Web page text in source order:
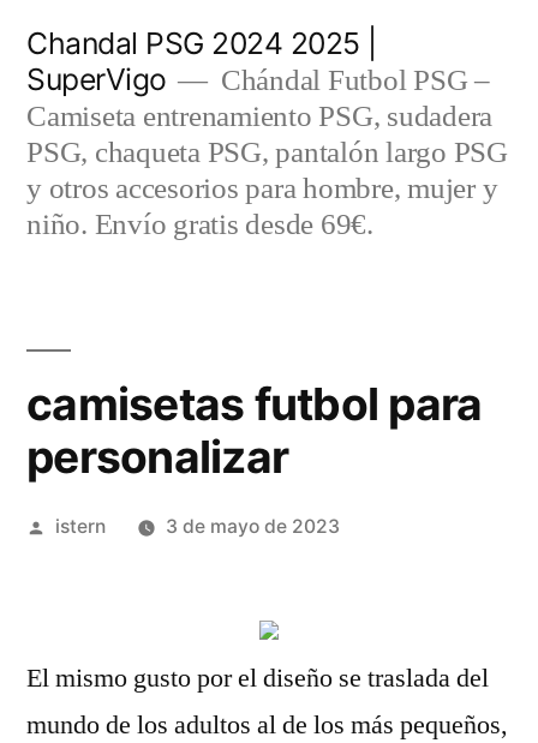
contenido
Chandal PSG 2024 2025 |
SuperVigo
Chándal Futbol PSG –
Camiseta entrenamiento PSG, sudadera
PSG, chaqueta PSG, pantalón largo PSG
y otros accesorios para hombre, mujer y
niño. Envío gratis desde 69€.
camisetas futbol para
personalizar
Publicado
istern 3 de mayo de 2023
El mismo gusto por el diseño se traslada del
mundo de los adultos al de los más pequeños,